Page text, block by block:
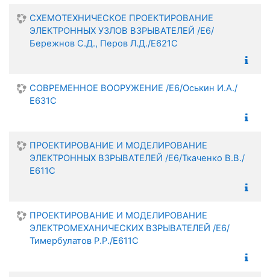
СХЕМОТЕХНИЧЕСКОЕ ПРОЕКТИРОВАНИЕ
ЭЛЕКТРОННЫХ УЗЛОВ ВЗРЫВАТЕЛЕЙ /Е6/
Бережнов С.Д., Перов Л.Д./Е621С
СОВРЕМЕННОЕ ВООРУЖЕНИЕ /Е6/Оськин И.А./
Е631С
ПРОЕКТИРОВАНИЕ И МОДЕЛИРОВАНИЕ
ЭЛЕКТРОННЫХ ВЗРЫВАТЕЛЕЙ /Е6/Ткаченко В.В./
Е611С
ПРОЕКТИРОВАНИЕ И МОДЕЛИРОВАНИЕ
ЭЛЕКТРОМЕХАНИЧЕСКИХ ВЗРЫВАТЕЛЕЙ /Е6/
Тимербулатов Р.Р./Е611С